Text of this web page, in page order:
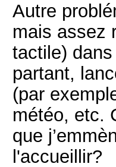
Autre
mais assez
tactile)
partant,
(par
météo, etc.
que
l'accueillir?